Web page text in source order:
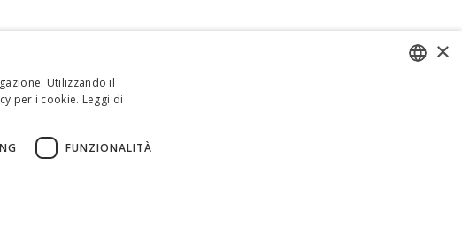
×
Utilizzando il
per i cookie. Leggi di
FUNZIONALITÀ